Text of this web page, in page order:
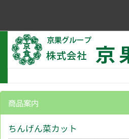
商品案内
ちんげん菜カット